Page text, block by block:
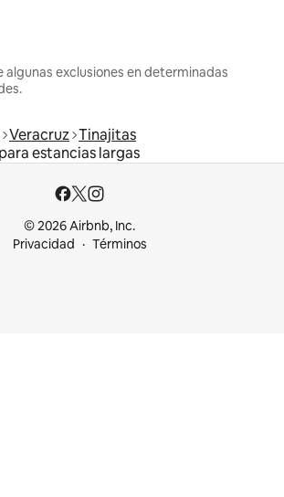
algunas exclusiones en determinadas
Veracruz Tinajitas
estancias largas
© 2026 Airbnb, Inc.
Privacidad
Términos